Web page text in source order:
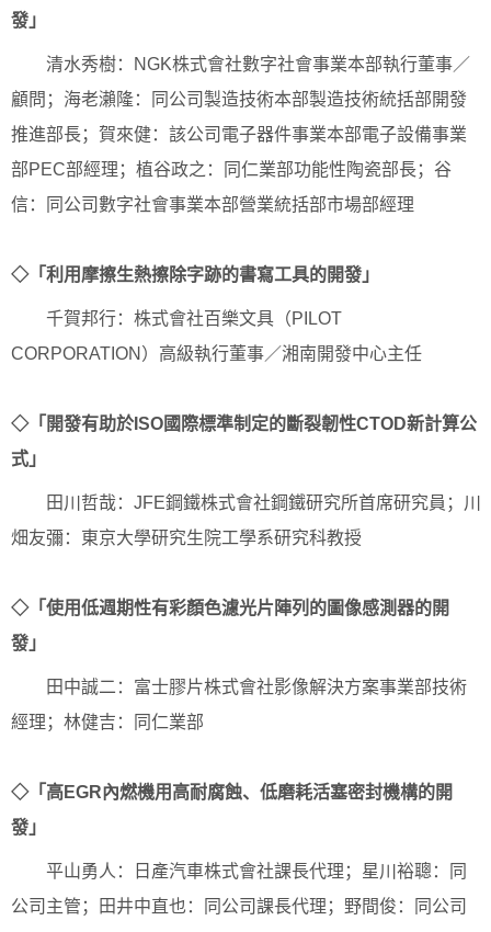
發」
清水秀樹：NGK株式會社數字社會事業本部執行董事／
顧問；海老瀨隆：同公司製造技術本部製造技術統括部開發
推進部長；賀來健：該公司電子器件事業本部電子設備事業
部PEC部經理；植谷政之：同仁業部功能性陶瓷部長；谷
信：同公司數字社會事業本部營業統括部市場部經理
◇「利用摩擦生熱擦除字跡的書寫工具的開發」
千賀邦行：株式會社百樂文具（PILOT
CORPORATION）高級執行董事／湘南開發中心主任
◇「開發有助於ISO國際標準制定的斷裂韌性CTOD新計算公
式」
田川哲哉：JFE鋼鐵株式會社鋼鐵研究所首席研究員；川
畑友彌：東京大學研究生院工學系研究科教授
◇「使用低週期性有彩顏色濾光片陣列的圖像感測器的開
發」
田中誠二：富士膠片株式會社影像解決方案事業部技術
經理；林健吉：同仁業部
◇「高EGR內燃機用高耐腐蝕、低磨耗活塞密封機構的開
發」
平山勇人：日產汽車株式會社課長代理；星川裕聰：同
公司主管；田井中直也：同公司課長代理；野間俊：同公司